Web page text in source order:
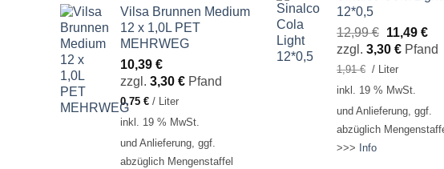
Vilsa Brunnen Medium
12 x 1,0L PET
MEHRWEG
10,39 €
zzgl. 3,30 € Pfand
0,75 € /
Liter
inkl. 19 % MwSt.
und Anlieferung, ggf.
abzüglich Mengenstaffel
12*0,5
12,99€
Preis
war:
11,49 €
zzgl. 3,30 € Pfand
1,91€ /
Liter
inkl. 19 % MwSt.
und Anlieferung, ggf.
abzüglich
>>> Info